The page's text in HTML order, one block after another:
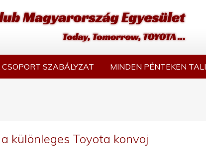
CSOPORT SZABÁLYZAT MINDEN PÉNTEKEN TALI
különleges Toyota konvoj